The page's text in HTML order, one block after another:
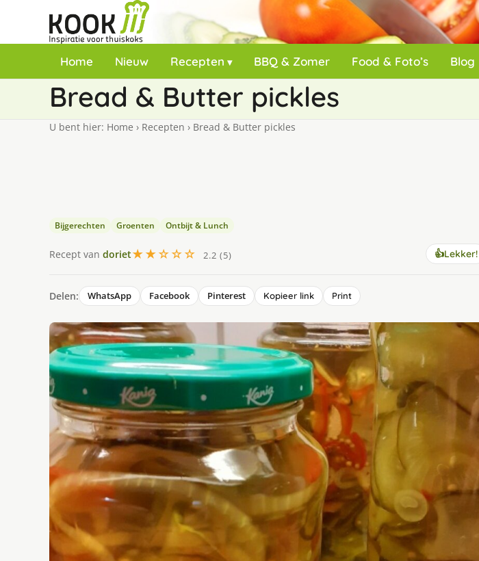
Home Nieuw Recepten BBQ & Zomer Food & Foto’s Blog
Bread & Butter pickles
U bent hier: Home › Recepten › Bread & Butter pickles
Bijgerechten Groenten Ontbijt & Lunch
Recept van doriet★★☆☆☆ 2.2 (5) 👍Lekker!
Delen: WhatsApp Facebook Pinterest Kopieer link Print